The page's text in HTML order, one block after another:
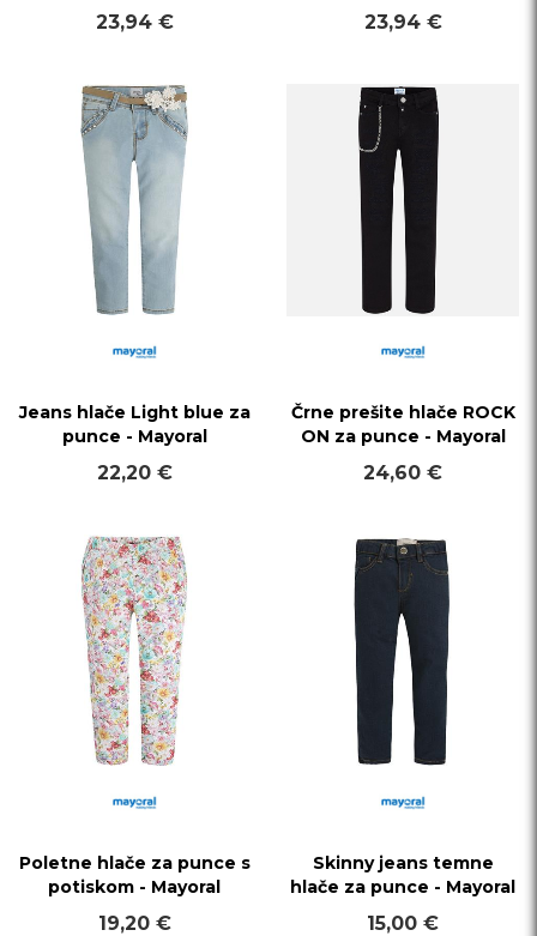
23,94 € 23,94 €
Jeans hlače Light blue za
punce - Mayoral
22,20 €
Črne prešite hlače ROCK
ON za punce - Mayoral
24,60 €
Poletne hlače za punce s
potiskom - Mayoral
19,20 €
Skinny jeans temne
hlače za punce - Mayoral
15,00 €